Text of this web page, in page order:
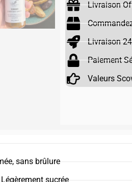
Livraison
Livraison
Paiement
Valeurs
sans brûlure
sucrée